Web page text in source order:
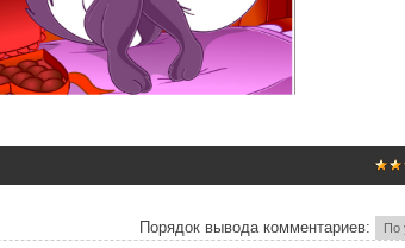
Порядок вывода комментариев: